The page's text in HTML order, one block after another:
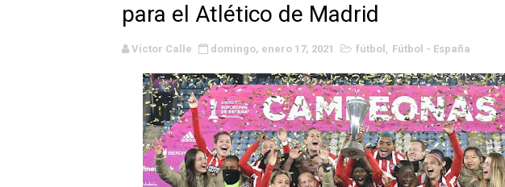
WWE NXT - Myles Borne y Tavion Heights
Canadian Football League 2026 - Week 10
EFA y AFLE 2026 - Regular season
Grandes éxitos por fin para Chelsea Green, Chad
Campeonato de Europa de MTB 2026
para el Atlético de Madrid
Víctor Calle domingo, enero 17, 2021 fútbol , Fútbol - España